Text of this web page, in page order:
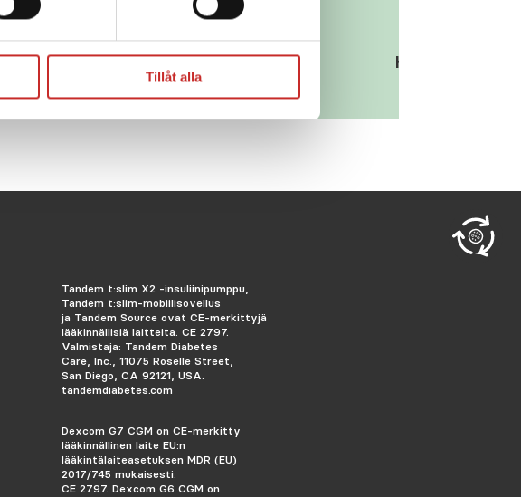
Tillåt alla
Katsella elokuvia Katsella
Tandem t:slim X2 -insuliinipumppu,
Tandem t:slim-mobiilisovellus
ja Tandem Source ovat CE-merkittyjä
lääkinnällisiä laitteita. CE 2797.
Valmistaja: Tandem Diabetes
Care, Inc., 11075 Roselle Street,
San Diego, CA 92121, USA.
tandemdiabetes.com
Dexcom G7 CGM on CE-merkitty
lääkinnällinen laite EU:n
lääkintälaiteasetuksen MDR (EU)
2017/745 mukaisesti.
CE 2797. Dexcom G6 CGM on